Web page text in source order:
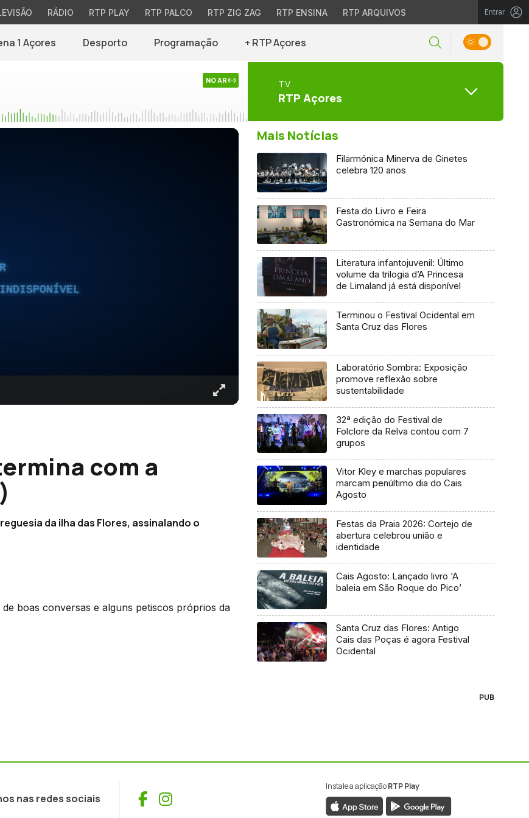
RÁDIO RTP PLAY RTP PALCO RTP ZIG ZAG RTP ENSINA RTP ARQUIVOS Entrar
1 Açores Desporto Programação + RTP Açores
NO AR TV
RTP Açores
com a
da ilha das Flores, assinalando o
boas conversas e alguns petiscos próprios da
Mais Notícias
Filarmónica Minerva de Ginetes
celebra 120 anos
Festa do Livro e Feira
Gastronómica na Semana do Mar
Literatura infantojuvenil: Último
volume da trilogia d’A Princesa
de Limaland já está disponível
Terminou o Festival Ocidental em
Santa Cruz das Flores
Laboratório Sombra: Exposição
promove reflexão sobre
sustentabilidade
32ª edição do Festival de
Folclore da Relva contou com 7
grupos
Vitor Kley e marchas populares
marcam penúltimo dia do Cais
Agosto
Festas da Praia 2026: Cortejo de
abertura celebrou união e
identidade
Cais Agosto: Lançado livro ‘A
baleia em São Roque do Pico’
Santa Cruz das Flores: Antigo
Cais das Poças é agora Festival
Ocidental
PUB
nas redes sociais Facebook
Instagram
Instale a aplicaçãoRTP Play